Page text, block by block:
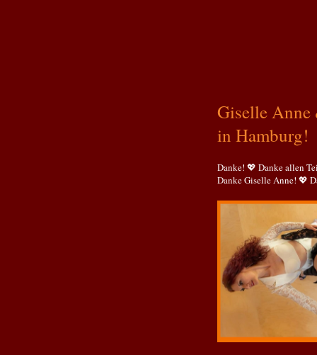
Giselle
in Hamburg!
Danke! 💖 Danke allen
Danke Giselle Anne! 💖